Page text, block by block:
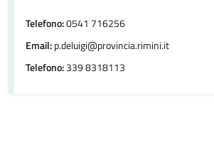
Telefono:0541 716256
Email:p.deluigi@provincia.rimini.it
Telefono:339 8318113